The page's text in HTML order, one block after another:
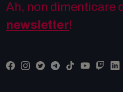
Ah, non dimenticare
newsletter!